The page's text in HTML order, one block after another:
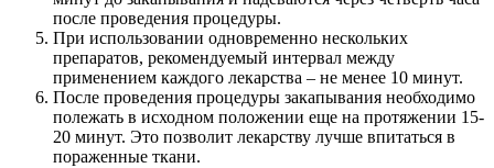
после проведения процедуры.
При использовании одновременно нескольких
препаратов, рекомендуемый интервал между
применением каждого лекарства – не менее 10 минут.
После проведения процедуры закапывания необходимо
полежать в исходном положении еще на протяжении 15-
20 минут. Это позволит лекарству лучше впитаться в
пораженные ткани.